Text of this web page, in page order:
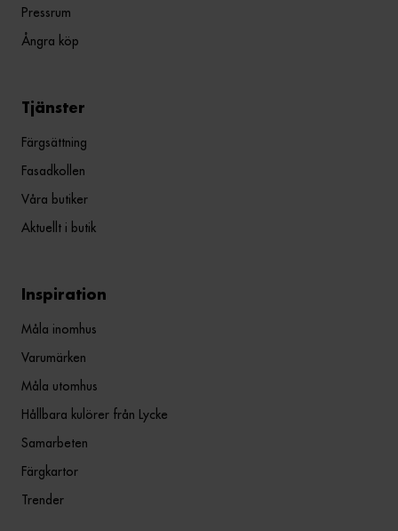
Pressrum
Ångra köp
Tjänster
Färgsättning
Fasadkollen
Våra butiker
Aktuellt i butik
Inspiration
Måla inomhus
Varumärken
Måla utomhus
Hållbara kulörer från Lycke
Samarbeten
Färgkartor
Trender